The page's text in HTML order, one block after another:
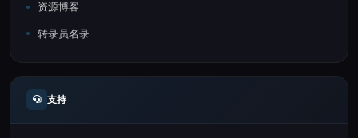
资源博客
转录员名录
支持